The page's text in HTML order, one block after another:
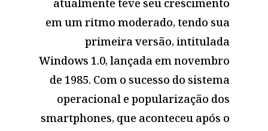
atualmente teve seu crescimento
em um ritmo moderado, tendo sua
primeira versão, intitulada
Windows 1.0, lançada em novembro
de 1985. Com o sucesso do sistema
operacional e popularização dos
smartphones, que aconteceu após o